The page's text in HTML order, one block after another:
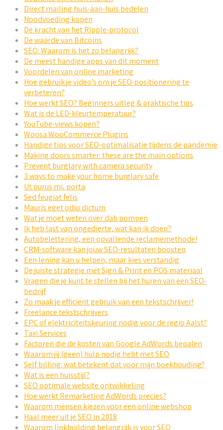
Direct mailing huis-aan-huis bedelen
Noodvoeding kopen
De kracht van het Ripple-protocol
De waarde van Bitcoins
SEO: Waarom is het zo belangrijk?
De meest handige apps van dit moment
Voordelen van online marketing
Hoe gebruik je video’s om je SEO-positionering te
verbeteren?
Hoe werkt SEO? Beginners uitleg & praktische tips
Wat is de LED-kleurtemperatuur?
YouTube-views kopen?
Woosa WooCommerce Plugins
Handige tips voor SEO-optimalisatie tijdens de pandemie
Making doors smarter: these are the main options
Prevent burglary with camera security
3 ways to make your home burglary safe
Ut purus mi, porta
Sed feugiat felis
Mauris eget odio dictum
Wat je moet weten over dab pompen
Ik heb last van ongedierte, wat kan ik doen?
Autobelettering, een opvallende reclamemethode!
CRM-software kan jouw SEO-resultaten boosten
Een lening kan u helpen, maar kies verstandig
De juiste strategie met Sign & Print en POS materiaal
Vragen die je kunt te stellen bij het huren van een SEO-
bedrijf
Zo maak je efficiënt gebruik van een tekstschrijver!
Freelance tekstschrijvers
EPC of elektriciteitskeuring nodig voor de regio Aalst?
Taxi Services
Factoren die de kosten van Google AdWords bepalen
Waarom jij (geen) hulp nodig hebt met SEO
Self billing: wat betekent dat voor mijn boekhouding?
Wat is een huisstijl?
SEO optimale website ontwikkeling
Hoe werkt Remarketing AdWords precies?
Waarom mensen kiezen voor een online webshop
Haal meer uit je SEO in 2018
Waarom linkbuilding belangrijk is voor SEO